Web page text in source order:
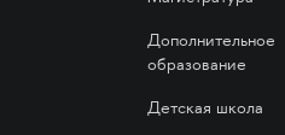
Дополнительное
образование
Детская школа